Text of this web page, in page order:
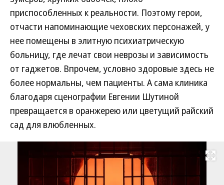
приспособленных к реальности. Поэтому герои,
отчасти напоминающие чеховских персонажей, у
нее помещены в элитную психиатрическую
больницу, где лечат свои неврозы и зависимость
от гаджетов. Впрочем, условно здоровые здесь не
более нормальны, чем пациенты. А сама клиника
благодаря сценографии Евгении Шутиной
превращается в оранжерею или цветущий райский
сад для влюбленных.
Развернуть